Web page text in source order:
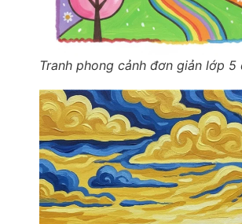
Tranh phong cảnh đơn giản lớp 5